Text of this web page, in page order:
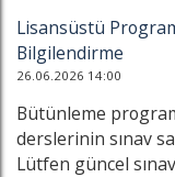
Lisansüstü
Bilgilendirme
26.06.2026 14:00
Bütünleme
derslerinin sınav
Lütfen güncel